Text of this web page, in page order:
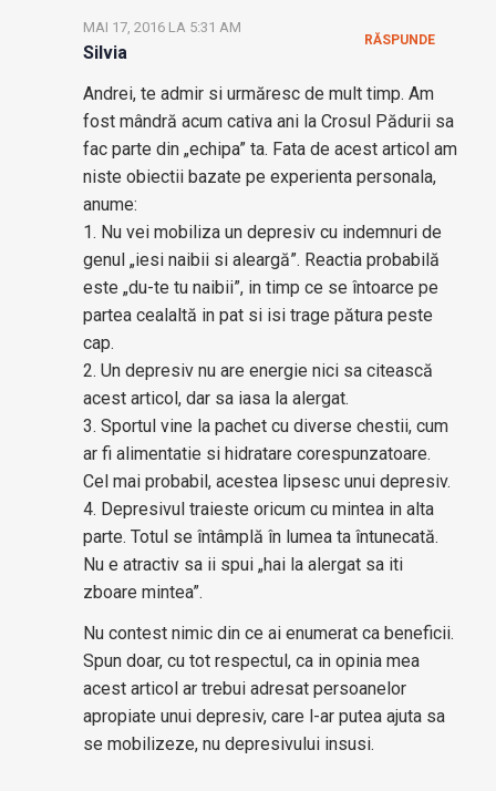
Silvia
MAI 17, 2016 LA 5:31 AM
Andrei, te admir si urmăresc de mult timp. Am
fost mândră acum cativa ani la Crosul Pădurii sa
fac parte din „echipa” ta. Fata de acest articol am
niste obiectii bazate pe experienta personala,
anume:
1. Nu vei mobiliza un depresiv cu indemnuri de
genul „iesi naibii si aleargă”. Reactia probabilă
este „du-te tu naibii”, in timp ce se întoarce pe
partea cealaltă in pat si isi trage pătura peste
cap.
2. Un depresiv nu are energie nici sa citească
acest articol, dar sa iasa la alergat.
3. Sportul vine la pachet cu diverse chestii, cum
ar fi alimentatie si hidratare corespunzatoare.
Cel mai probabil, acestea lipsesc unui depresiv.
4. Depresivul traieste oricum cu mintea in alta
parte. Totul se întâmplă în lumea ta întunecată.
Nu e atractiv sa ii spui „hai la alergat sa iti
zboare mintea”.
Nu contest nimic din ce ai enumerat ca beneficii.
Spun doar, cu tot respectul, ca in opinia mea
acest articol ar trebui adresat persoanelor
apropiate unui depresiv, care l-ar putea ajuta sa
se mobilizeze, nu depresivului insusi.
RĂSPUNDE